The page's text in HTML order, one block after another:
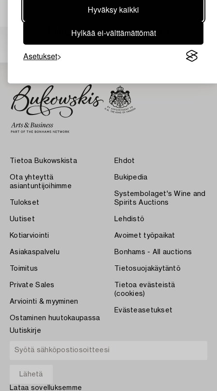
Hyväksy kaikki
Hylkää ei-välttämättömät
Asetukset
Muiden katsomia kohteita
Tietoa Bukowskista
Ota yhteyttä
asiantuntijoihimme
Tulokset
Uutiset
Kotiarviointi
Asiakaspalvelu
Toimitus
Private Sales
Arviointi & myyminen
Ostaminen huutokaupassa
Ehdot
Bukipedia
Systembolaget's Wine and
Spirits Auctions
Lehdistö
Avoimet työpaikat
Bonhams - All auctions
Tietosuojakäytäntö
Tietoa evästeistä
(cookies)
Evästeasetukset
Uutiskirje
Lataa sovelluksemme